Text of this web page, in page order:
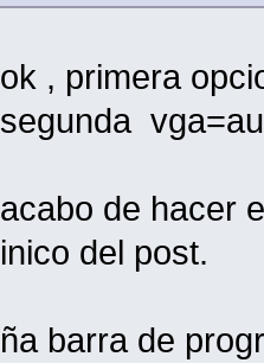
ok , primera
segunda
acabo de hacer
inico del post.
ña barra de